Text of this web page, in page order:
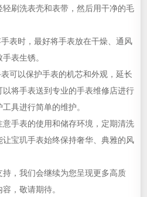
刷洗表壳和表带，然后用干净的毛
表时，最好将手表放在干燥、通风
表生锈。
可以保护手表的机芯和外观，延长
将手表送到专业的手表维修店进行
具进行简单的维护。
手表的使用和储存环境，定期清洗
宝玑手表始终保持奢华、典雅的风
，我们会继续为您呈现更多高质
，敬请期待。